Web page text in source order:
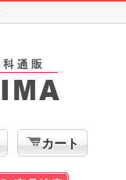
カート